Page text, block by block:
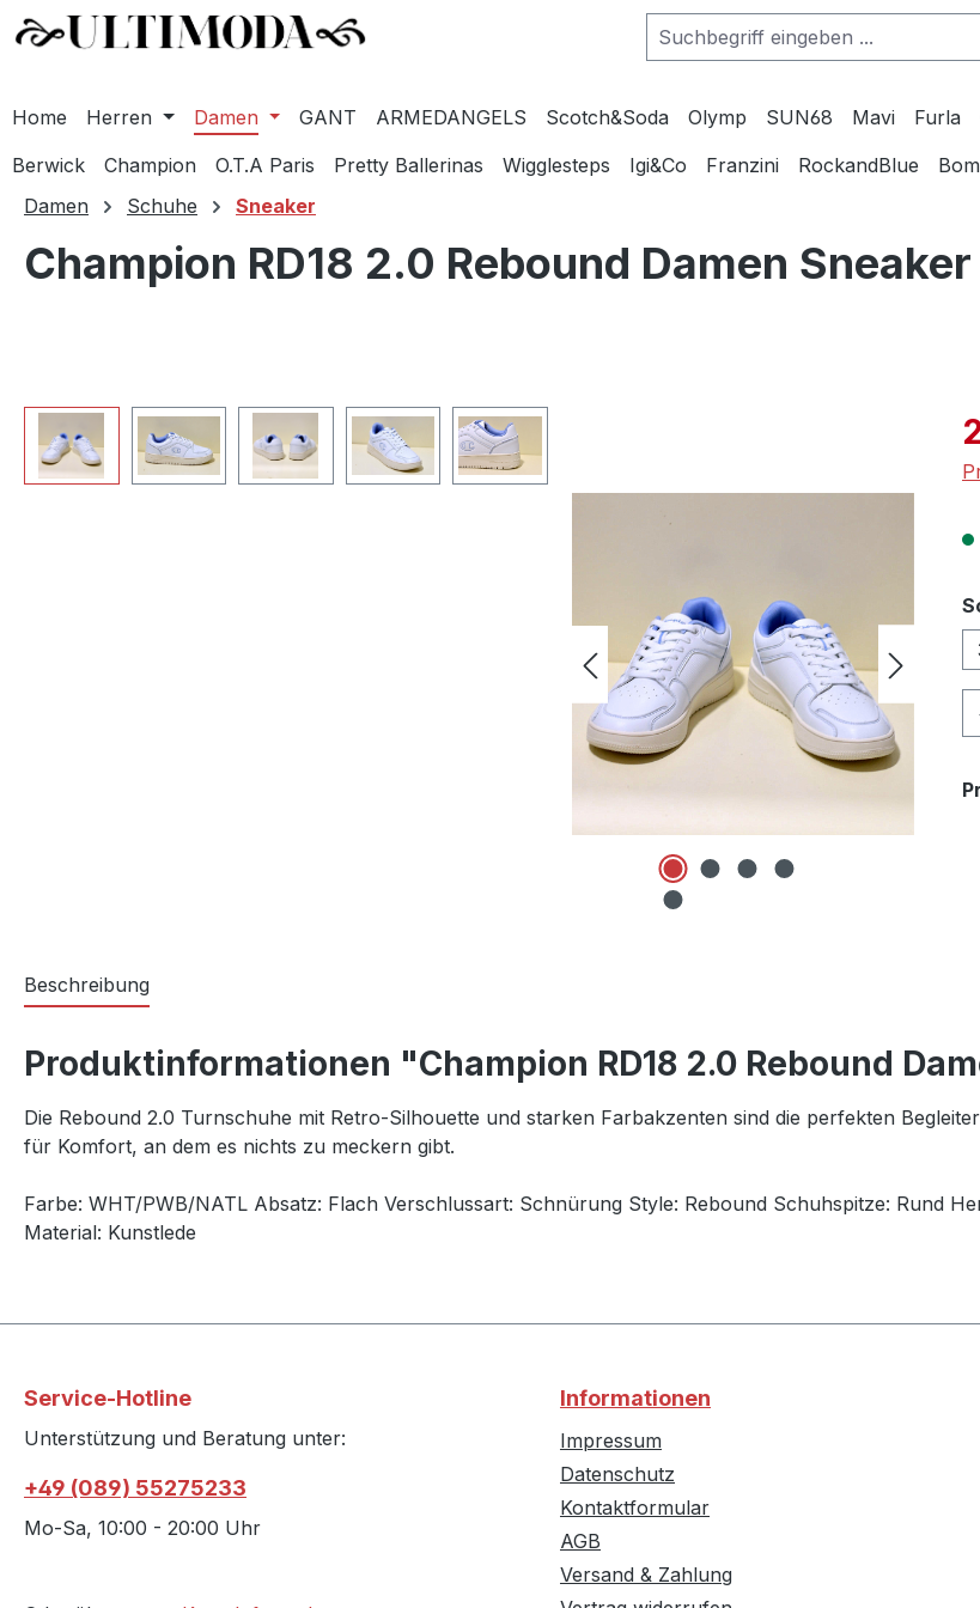
Hauptinhalt springen
Zur Suche springen
Zur Hauptnavigation springen
Home Herren Damen GANT ARMEDANGELS Scotch&Soda Olymp SUN68 Mavi Furla
Berwick
Champion O.T.A Paris Pretty Ballerinas Wigglesteps Igi&Co Franzini RockandBlue
Damen
Schuhe Sneaker
Champion RD18 2.0 Rebound Damen
Bildergalerie überspringen
Beschreibung
Produktinformationen "Champion RD18 2.0 Rebound
Die Rebound 2.0 Turnschuhe mit Retro-Silhouette und starken Farbakzenten sind die perfekten
für Komfort, an dem es nichts zu meckern gibt.
Farbe: WHT/PWB/NATL Absatz: Flach Verschlussart: Schnürung Style: Rebound Schuhspitze: Rund
Material: Kunstlede
Service-Hotline
Unterstützung und Beratung unter:
+49 (089) 55275233
Mo-Sa, 10:00 - 20:00 Uhr
Informationen
Impressum
Datenschutz
Kontaktformular
AGB
Versand & Zahlung